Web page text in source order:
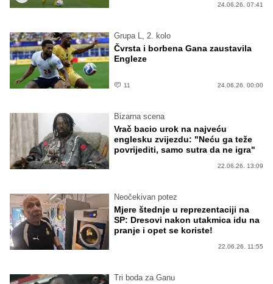
24.06.26. 07:41
Grupa L, 2. kolo
Čvrsta i borbena Gana zaustavila
Engleze
11 24.06.26. 00:00
Bizarna scena
Vrač bacio urok na najveću
englesku zvijezdu: "Neću ga teže
povrijediti, samo sutra da ne igra"
22.06.26. 13:09
Neočekivan potez
Mjere štednje u reprezentaciji na
SP: Dresovi nakon utakmica idu na
pranje i opet se koriste!
22.06.26. 11:55
Tri boda za Ganu